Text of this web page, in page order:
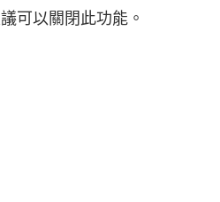
可以關閉此功能。